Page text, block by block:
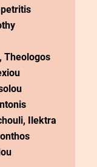
Theologos
Ilektra